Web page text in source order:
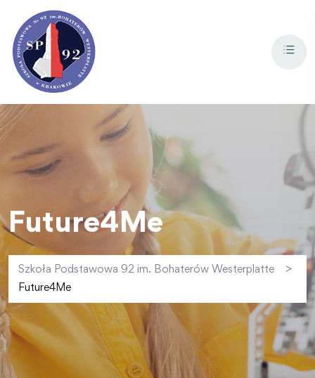
Future4Me
Szkoła Podstawowa 92 im. Bohaterów Westerplatte
>
Future4Me